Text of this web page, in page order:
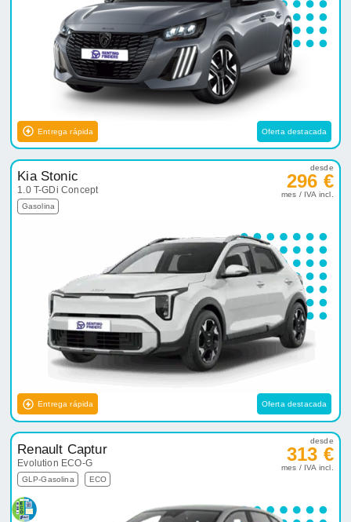
Entrega rápida Oferta destacada
Kia Stonic
1.0 T-GDi Concept
Gasolina
desde
296 €
mes / IVA incl.
Entrega rápida Oferta destacada
Renault Captur
Evolution ECO-G
GLP-Gasolina ECO
desde
313 €
mes / IVA incl.